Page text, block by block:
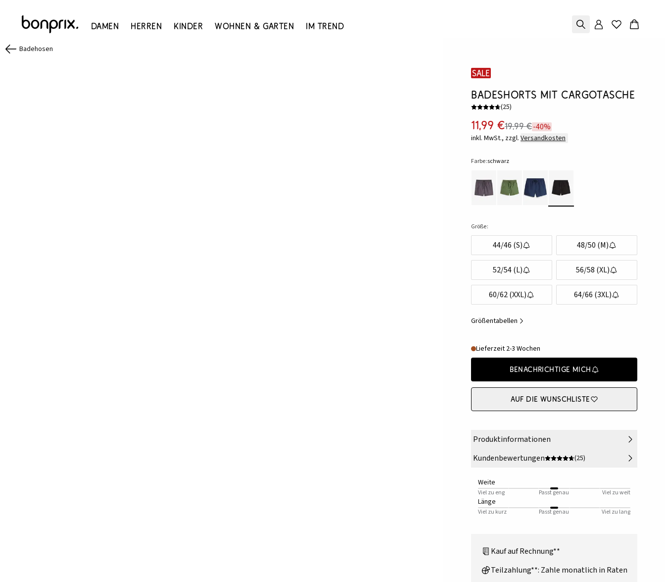
Damen Herren Kinder Wohnen & Garten Im Trend
Badehosen
SALE
Badeshorts mit Cargotasche
(25)
11,99 €19,99 €-40%
inkl. MwSt., zzgl. Versandkosten
Farbe:schwarz
Größe:
44/46 (S) 48/50 (M)
52/54 (L) 56/58 (XL)
60/62 (XXL) 64/66 (3XL)
Größentabellen
Lieferzeit 2-3 Wochen
Benachrichtige mich
Auf die Wunschliste
Produktinformationen
Kundenbewertungen
(25)
Weite
Viel zu eng Passt genau Viel zu weit
Länge
Viel zu kurz Passt genau Viel zu lang
Kauf auf Rechnung**
Teilzahlung**: Zahle monatlich in Raten